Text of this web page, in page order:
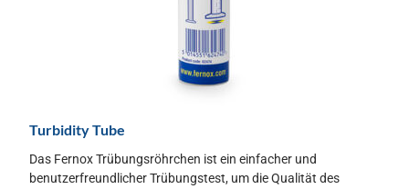
Turbidity Tube
Das Fernox Trübungsröhrchen ist ein einfacher und
benutzerfreundlicher Trübungstest, um die Qualität des